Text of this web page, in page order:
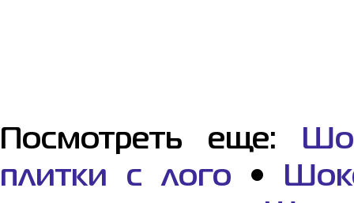
Посмотреть еще:
плитки с лого •